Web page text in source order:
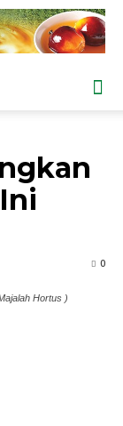
0
Hortus )